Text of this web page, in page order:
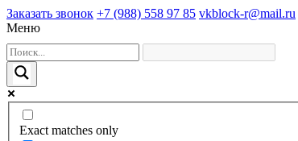
Заказать звонок +7 (988) 558 97 85 vkblock-r@mail.ru
Меню
Exact matches only